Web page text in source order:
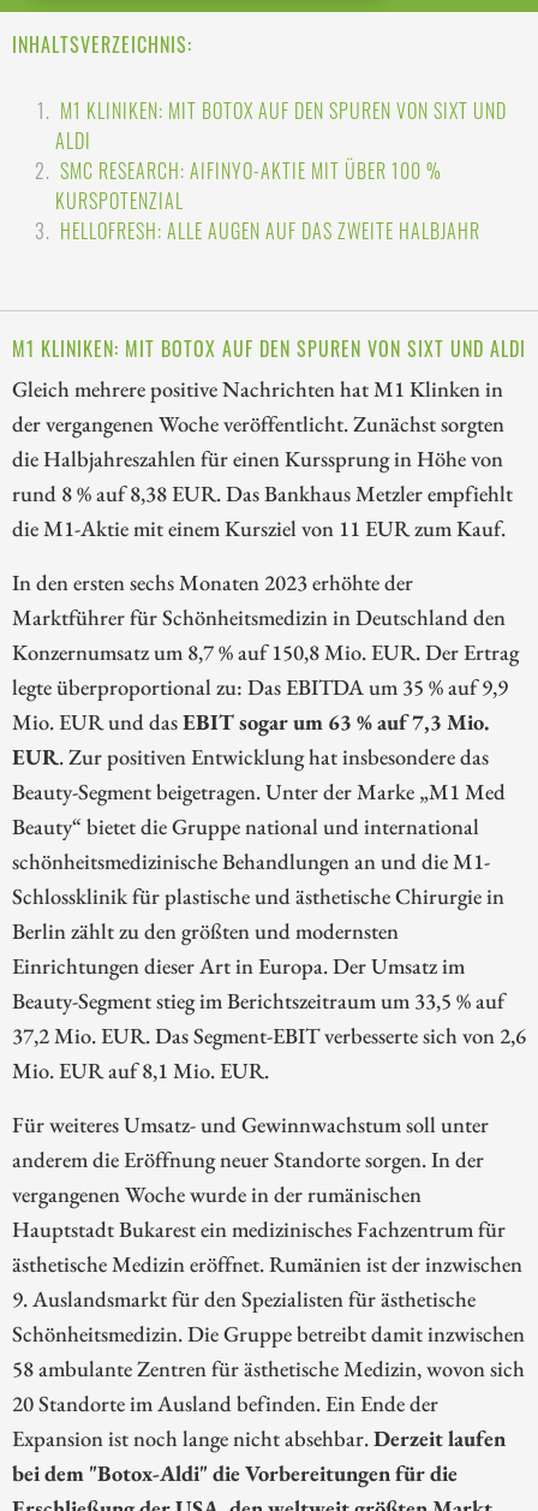
INHALTSVERZEICHNIS:
M1 KLINIKEN: MIT BOTOX AUF DEN SPUREN VON SIXT UND
ALDI
SMC RESEARCH: AIFINYO-AKTIE MIT ÜBER 100 %
KURSPOTENZIAL
HELLOFRESH: ALLE AUGEN AUF DAS ZWEITE HALBJAHR
M1 KLINIKEN: MIT BOTOX AUF DEN SPUREN VON SIXT UND ALDI
Gleich mehrere positive Nachrichten hat M1 Klinken in
der vergangenen Woche veröffentlicht. Zunächst sorgten
die Halbjahreszahlen für einen Kurssprung in Höhe von
rund 8 % auf 8,38 EUR. Das Bankhaus Metzler empfiehlt
die M1-Aktie mit einem Kursziel von 11 EUR zum Kauf.
In den ersten sechs Monaten 2023 erhöhte der
Marktführer für Schönheitsmedizin in Deutschland den
Konzernumsatz um 8,7 % auf 150,8 Mio. EUR. Der Ertrag
legte überproportional zu: Das EBITDA um 35 % auf 9,9
Mio. EUR und dasEBIT sogar um 63 % auf 7,3 Mio.
EUR. Zur positiven Entwicklung hat insbesondere das
Beauty-Segment beigetragen. Unter der Marke „M1 Med
Beauty“ bietet die Gruppe national und international
schönheitsmedizinische Behandlungen an und die M1-
Schlossklinik für plastische und ästhetische Chirurgie in
Berlin zählt zu den größten und modernsten
Einrichtungen dieser Art in Europa. Der Umsatz im
Beauty-Segment stieg im Berichtszeitraum um 33,5 % auf
37,2 Mio. EUR. Das Segment-EBIT verbesserte sich von 2,6
Mio. EUR auf 8,1 Mio. EUR.
Für weiteres Umsatz- und Gewinnwachstum soll unter
anderem die Eröffnung neuer Standorte sorgen. In der
vergangenen Woche wurde in der rumänischen
Hauptstadt Bukarest ein medizinisches Fachzentrum für
ästhetische Medizin eröffnet. Rumänien ist der inzwischen
9. Auslandsmarkt für den Spezialisten für ästhetische
Schönheitsmedizin. Die Gruppe betreibt damit inzwischen
58 ambulante Zentren für ästhetische Medizin, wovon sich
20 Standorte im Ausland befinden. Ein Ende der
Expansion ist noch lange nicht absehbar.Derzeit laufen
bei dem "Botox-Aldi" die Vorbereitungen für die